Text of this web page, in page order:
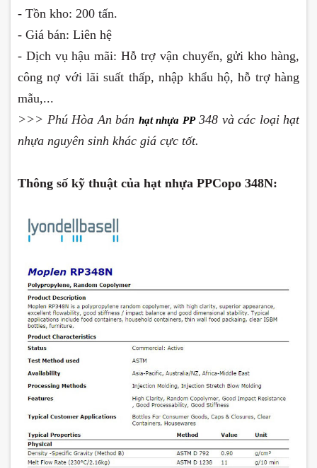
- Tồn kho: 200 tấn.
- Giá bán: Liên hệ
- Dịch vụ hậu mãi: Hỗ trợ vận chuyển, gửi kho hàng,
công nợ với lãi suất thấp, nhập khẩu hộ, hỗ trợ hàng
mẫu,...
>>> Phú Hòa An bán hạt nhựa PP348 và các loại hạt
nhựa nguyên sinh khác giá cực tốt.
Thông số kỹ thuật của hạt nhựa PPCopo 348N: